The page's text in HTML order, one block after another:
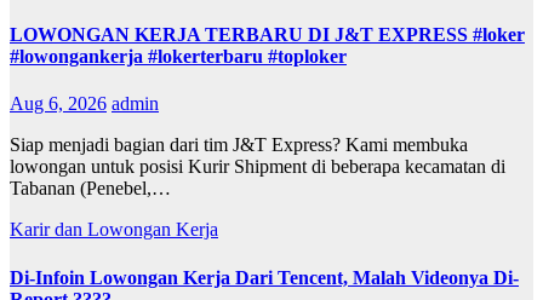
LOWONGAN KERJA TERBARU DI J&T EXPRESS #loker
#lowongankerja #lokerterbaru #toploker
Aug 6, 2026 admin
Siap menjadi bagian dari tim J&T Express? Kami membuka
lowongan untuk posisi Kurir Shipment di beberapa kecamatan di
Tabanan (Penebel,…
Karir dan Lowongan Kerja
Di-Infoin Lowongan Kerja Dari Tencent, Malah Videonya Di-